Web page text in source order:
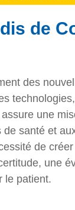
de
des
une
de santé et
de
une
le patient.